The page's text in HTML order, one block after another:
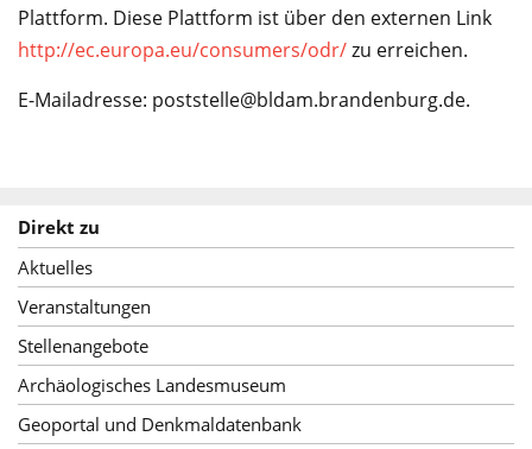
Plattform. Diese Plattform ist über den externen Link
http://ec.europa.eu/consumers/odr/zu erreichen.
E-Mailadresse: poststelle@bldam.brandenburg.de.
Direkt zu
Aktuelles
Veranstaltungen
Stellenangebote
Archäologisches Landesmuseum
Geoportal und Denkmaldatenbank